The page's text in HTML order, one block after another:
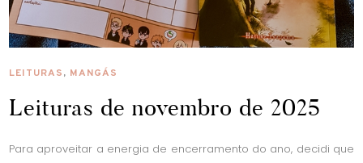
LEITURAS, MANGÁS
Leituras de novembro de 2025
Para aproveitar a energia de encerramento do ano, decidi que